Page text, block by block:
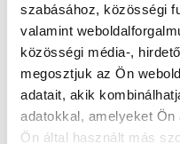
szabásához, közösségi
valamint
közösségi média-,
megosztjuk az Ön
adatait, akik
adatokkal, amelyeket
Ön által használt más
Főoldal Klinikák
Bőrgyógyász, Budapest,